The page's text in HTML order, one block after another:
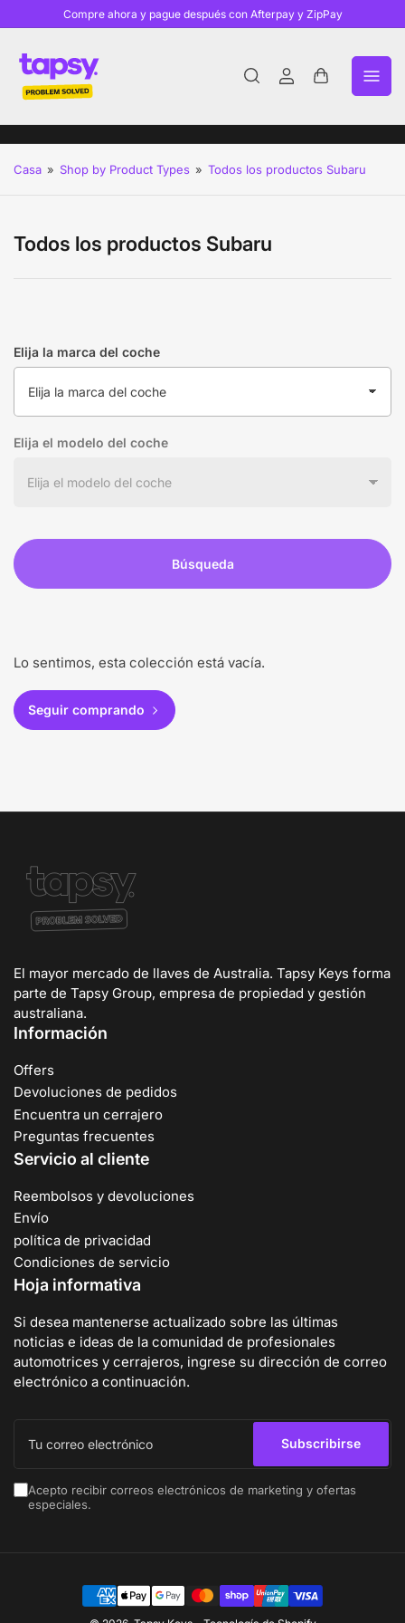
Compre ahora y pague después con Afterpay y ZipPay
IniciarAbrir
cesta
Casa » Shop by Product Types » Todos los productos Subaru
Todos los productos Subaru
Elija la marca del coche
Elija el modelo del coche
Búsqueda
Lo sentimos, esta colección está vacía.
Seguir comprando
El mayor mercado de llaves de Australia. Tapsy Keys forma
parte de Tapsy Group, empresa de propiedad y gestión
australiana.
Información
Offers
Devoluciones de pedidos
Encuentra un cerrajero
Preguntas frecuentes
Servicio al cliente
Reembolsos y devoluciones
Envío
política de privacidad
Condiciones de servicio
Hoja informativa
Si desea mantenerse actualizado sobre las últimas
noticias e ideas de la comunidad de profesionales
automotrices y cerrajeros, ingrese su dirección de correo
electrónico a continuación.
correo
Subscribirse
Acepto recibir correos electrónicos de marketing y ofertas
especiales.
Modalidades
de